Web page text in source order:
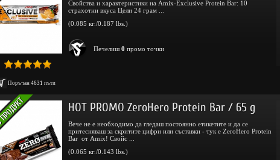
Поръчан 4631 пъти
Свойства и характеристики на Amix-Exclusive Protein Bar: 10
страхотни вкуса Цели 24 грам ...
(0.085 кг./0.187 lbs.)
Печелиш 0 промо точки
HOT PROMO ZeroHero Protein Bar / 65 g
Вече не е необходимо да гледаш постоянно етикетите и да се
притесняваш за скритите цифри или съставки - тук е ZeroHero Protein
Bar от Amix! Свойс ...
(0.065 кг./0.143 lbs.)